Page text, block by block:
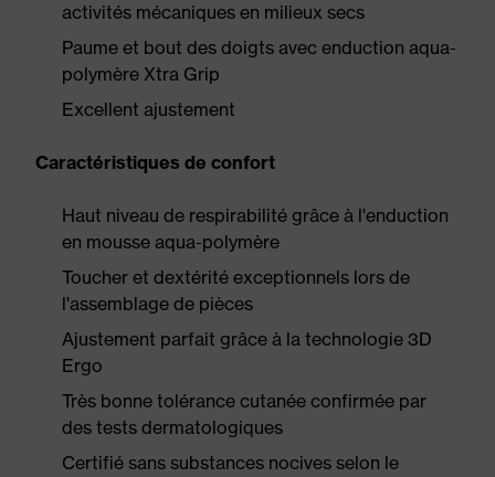
activités mécaniques en milieux secs
Paume et bout des doigts avec enduction aqua-
polymère Xtra Grip
Excellent ajustement
Caractéristiques de confort
Haut niveau de respirabilité grâce à l'enduction
en mousse aqua-polymère
Toucher et dextérité exceptionnels lors de
l'assemblage de pièces
Ajustement parfait grâce à la technologie 3D
Ergo
Très bonne tolérance cutanée confirmée par
des tests dermatologiques
Certifié sans substances nocives selon le